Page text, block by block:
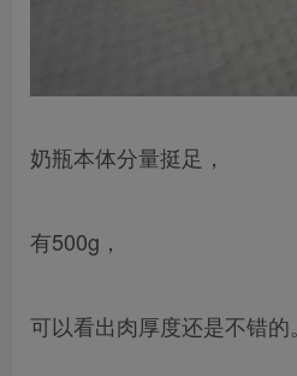
奶瓶本体分量挺足，
有500g，
可以看出肉厚度还是不错的。